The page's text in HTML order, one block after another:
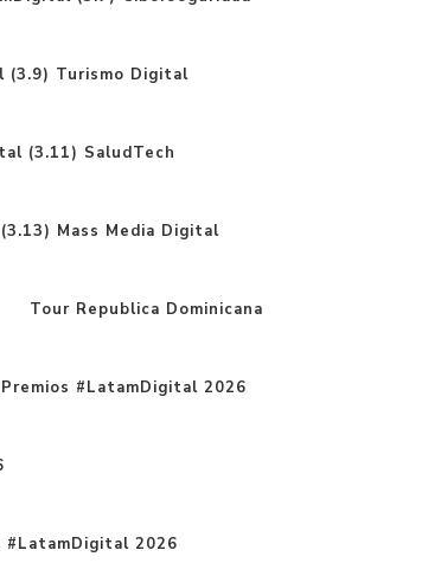
(3.9) Turismo Digital
(3.11) SaludTech
Mass Media Digital
Tour Republica Dominicana
#LatamDigital 2026
#LatamDigital 2026